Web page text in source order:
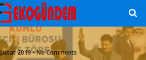
2019 • No Comments